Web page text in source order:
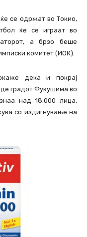
се одржат во Токио,
ќе се играат во
а брзо беше
комитет (ИОК).
дека и покрај
градот Фукушима во
над 18.000 лица,
со издигнување на